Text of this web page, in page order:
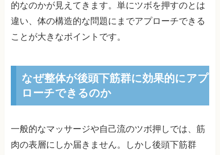
的なのかが見えてきます。単にツボを押すのとは
違い、体の構造的な問題にまでアプローチできる
ことが大きなポイントです。
なぜ整体が後頭下筋群に効果的にアプ
ローチできるのか
一般的なマッサージや自己流のツボ押しでは、筋
肉の表層にしか届きません。しかし後頭下筋群